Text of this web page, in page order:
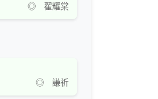
◎ 翟耀棠
◎ 謙祈